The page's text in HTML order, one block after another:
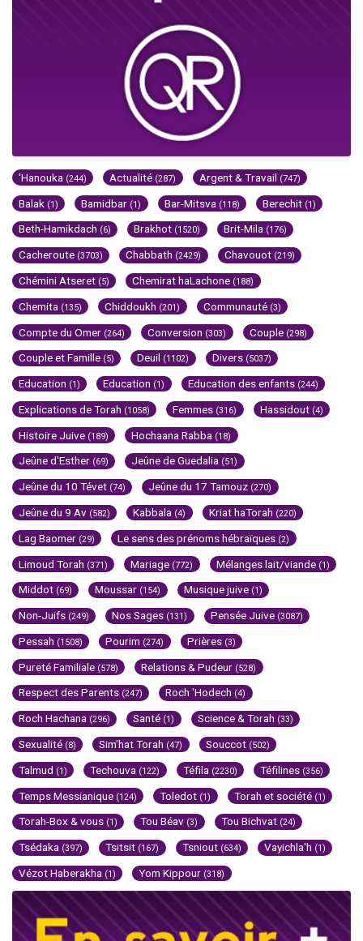
'Hanouka (244) Actualité (287) Argent & Travail (747)
Balak (1) Bamidbar (1) Bar-Mitsva (118) Berechit (1)
Beth-Hamikdach (6) Brakhot (1520) Brit-Mila (176)
Cacheroute (3703) Chabbath (2429) Chavouot (219)
Chémini Atseret (5) Chemirat haLachone (188)
Chemita (135) Chiddoukh (201) Communauté (3)
Compte du Omer (264) Conversion (303) Couple (298)
Couple et Famille (5) Deuil (1102) Divers (5037)
Education (1) Education (1) Education des enfants (244)
Explications de Torah (1058) Femmes (316) Hassidout (4)
Histoire Juive (189) Hochaana Rabba (18)
Jeûne d'Esther (69) Jeûne de Guedalia (51)
Jeûne du 10 Tévet (74) Jeûne du 17 Tamouz (270)
Jeûne du 9 Av (582) Kabbala (4) Kriat haTorah (220)
Lag Baomer (29) Le sens des prénoms hébraïques (2)
Limoud Torah (371) Mariage (772) Mélanges lait/viande (1)
Middot (69) Moussar (154) Musique juive (1)
Non-Juifs (249) Nos Sages (131) Pensée Juive (3087)
Pessah (1508) Pourim (274) Prières (3)
Pureté Familiale (578) Relations & Pudeur (528)
Respect des Parents (247) Roch 'Hodech (4)
Roch Hachana (296) Santé (1) Science & Torah (33)
Sexualité (8) Sim'hat Torah (47) Souccot (502)
Talmud (1) Techouva (122) Téfila (2230) Téfilines (356)
Temps Messianique (124) Toledot (1) Torah et société (1)
Torah-Box & vous (1) Tou Béav (3) Tou Bichvat (24)
Tsédaka (397) Tsitsit (167) Tsniout (634) Vayichla'h (1)
Vézot Haberakha (1) Yom Kippour (318)